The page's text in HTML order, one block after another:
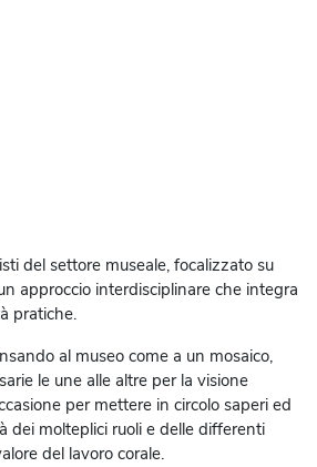
del settore museale, focalizzato su
approccio interdisciplinare che integra
pratiche.
al museo come a un mosaico,
le une alle altre per la visione
per mettere in circolo saperi ed
dei molteplici ruoli e delle differenti
del lavoro corale.